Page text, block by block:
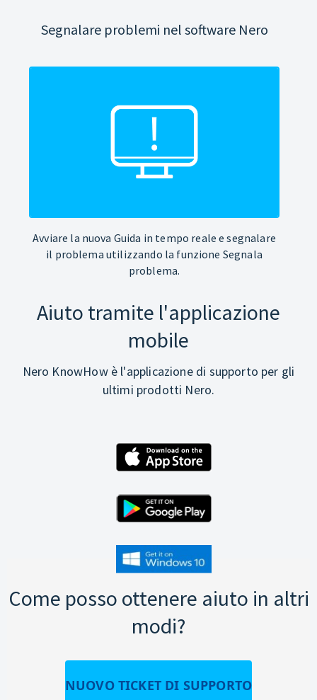
Segnalare problemi nel software Nero
Avviare la nuova Guida in tempo reale e segnalare
il problema utilizzando la funzione Segnala
problema.
Aiuto tramite l'applicazione
mobile
Nero KnowHow è l'applicazione di supporto per gli
ultimi prodotti Nero.
Come posso ottenere aiuto in altri
modi?
NUOVO TICKET DI SUPPORTO